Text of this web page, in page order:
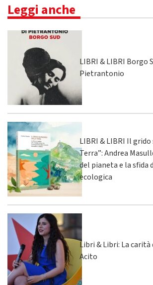
Leggi anche
LIBRI & LIBRI Borgo
Pietrantonio
LIBRI & LIBRI Il
Terra”: Andrea
del pianeta e la sfida
ecologica
Libri & Libri: La carità
Acito